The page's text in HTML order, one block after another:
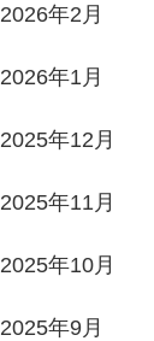
2026年2月
2026年1月
2025年12月
2025年11月
2025年10月
2025年9月